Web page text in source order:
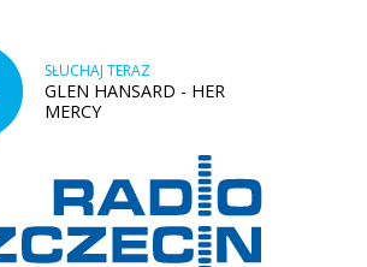
SŁUCHAJ TERAZ
GLEN HANSARD - HER
MERCY